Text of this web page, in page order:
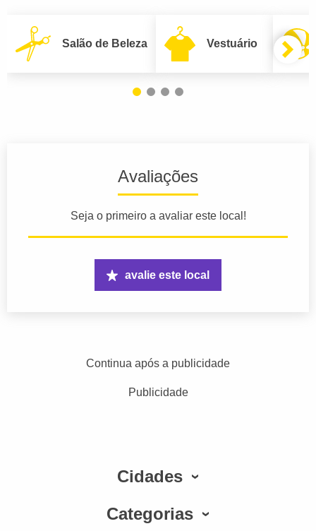
Salão de Beleza Vestuário
Avaliações
Seja o primeiro a avaliar este local!
avalie este local
Continua após a publicidade
Publicidade
Cidades
Categorias